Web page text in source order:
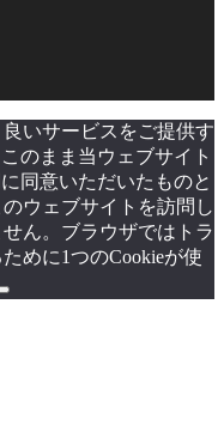
いサービスをご提供す
のまま当ウェブサイト
同意いただいたものと
ウェブサイトを訪問し
ん。ブラウザではトラ
めに1つのCookieが使